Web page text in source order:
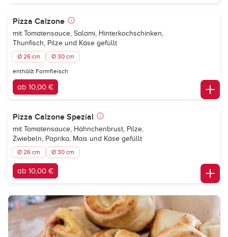
Pizza Calzone
mit Tomatensauce, Salami, Hinterkochschinken,
Thunfisch, Pilze und Käse gefüllt
Ø 26 cm Ø 30 cm
enthällt Formfleisch
ab 10,00 €
Pizza Calzone Spezial
mit Tomatensauce, Hähnchenbrust, Pilze,
Zwiebeln, Paprika, Mais und Käse gefüllt
Ø 26 cm Ø 30 cm
ab 10,00 €